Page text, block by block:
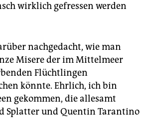
wirklich gefressen werden
nachgedacht, wie man
Misere der im Mittelmeer
Flüchtlingen
könnte. Ehrlich, ich bin
gekommen, die allesamt
Splatter und Quentin Tarantino